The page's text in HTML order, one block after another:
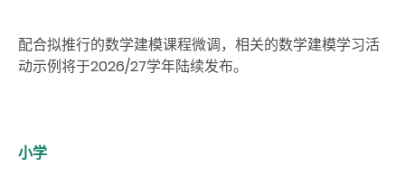
配合拟推行的数学建模课程微调，相关的数学建模学习活
动示例将于2026/27学年陆续发布。
小学